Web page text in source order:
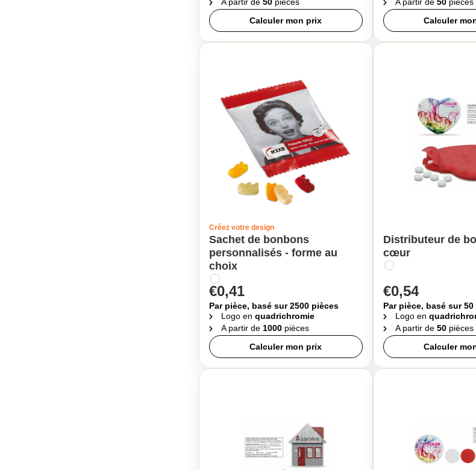
Calculer mon prix
Calculer
Créez votre design
Sachet de bonbons
personnalisés - forme au
choix
€0,41
Par pièce, basé sur 2500 pièces
Logo en quadrichromie
A partir de 1000 pièces
Calculer mon prix
Distributeur de
cœur
€0,54
Par pièce, basé sur
Logo en
A partir de 50pièces
Calculer